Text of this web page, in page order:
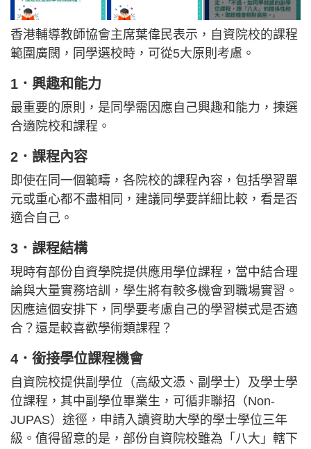
香港輔導教師協會主席葉偉民表示，自資院校的課程
範圍廣闊，同學選校時，可從5大原則考慮。
1．興趣和能力
最重要的原則，是同學需因應自己興趣和能力，揀選
合適院校和課程。
2．課程內容
即使在同一個範疇，各院校的課程內容，包括學習單
元或重心都不盡相同，建議同學要詳細比較，看是否
適合自己。
3．課程結構
現時有部份自資學院提供應用學位課程，當中結合理
論與大量實務培訓，學生將有較多機會到職場實習。
因應這個安排下，同學要考慮自己的學習模式是否適
合？還是較喜歡學術類課程？
4．銜接學位課程機會
自資院校提供副學位（高級文憑、副學士）及學士學
位課程，其中副學位畢業生，可循非聯招（Non-
JUPAS）途徑，申請入讀資助大學的學士學位三年
級。值得留意的是，部份自資院校雖為「八大」轄下